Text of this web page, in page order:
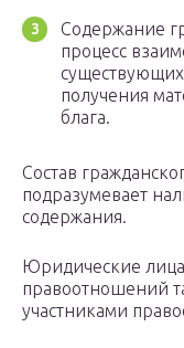
Содержание
процесс
получения
блага.
Состав
подразумевает
содержания.
Юридические лица
правоотношений
участниками